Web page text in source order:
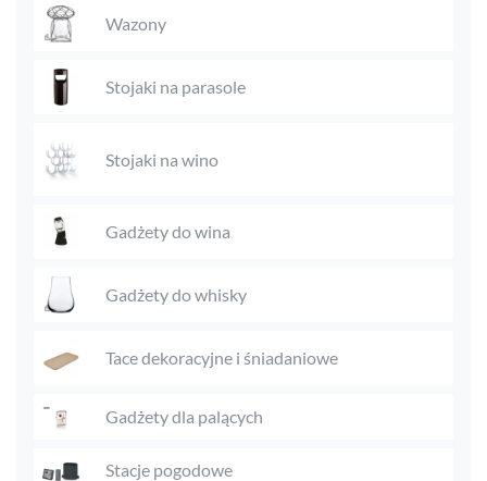
Wazony
Stojaki na parasole
Stojaki na wino
Gadżety do wina
Gadżety do whisky
Tace dekoracyjne i śniadaniowe
Gadżety dla palących
Stacje pogodowe